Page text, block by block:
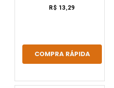
R$ 13,29
COMPRA RÁPIDA